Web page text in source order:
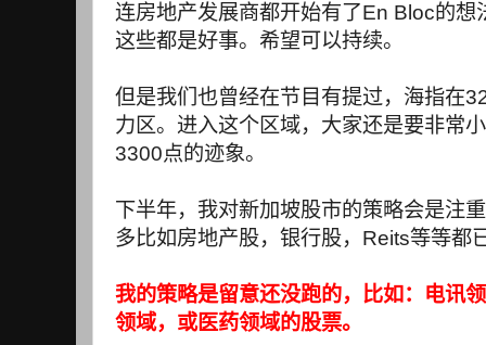
连房地产发展商都开始有了En Bloc的想
这些都是好事。希望可以持续。
但是我们也曾经在节目有提过，海指在
力区。进入这个区域，大家还是要非常
3300点的迹象。
下半年，我对新加坡股市的策略会是注
多比如房地产股，银行股， Reits等等都
我的策略是留意还没跑的，比如：电讯
领域，或医药领域的股票。